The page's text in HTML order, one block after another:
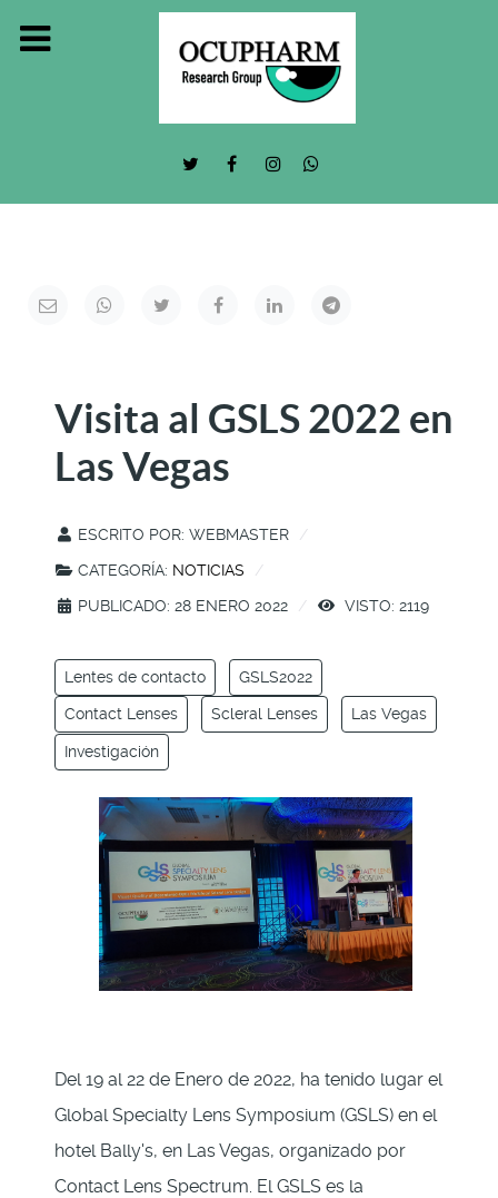
Visita al GSLS 2022 en
Las Vegas
ESCRITO POR: WEBMASTER
CATEGORÍA: NOTICIAS
PUBLICADO: 28 ENERO 2022
VISTO: 2119
Lentes de contacto GSLS2022
Contact Lenses Scleral Lenses Las Vegas
Investigación
Del 19 al 22 de Enero de 2022, ha tenido lugar el
Global Specialty Lens Symposium (GSLS) en el
hotel Bally's, en Las Vegas, organizado por
Contact Lens Spectrum. El GSLS es la